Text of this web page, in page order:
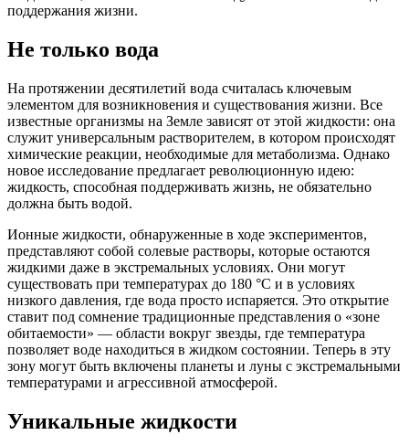
поддержания жизни.
Не только вода
На протяжении десятилетий вода считалась ключевым
элементом для возникновения и существования жизни. Все
известные организмы на Земле зависят от этой жидкости: она
служит универсальным растворителем, в котором происходят
химические реакции, необходимые для метаболизма. Однако
новое исследование предлагает революционную идею:
жидкость, способная поддерживать жизнь, не обязательно
должна быть водой.
Ионные жидкости, обнаруженные в ходе экспериментов,
представляют собой солевые растворы, которые остаются
жидкими даже в экстремальных условиях. Они могут
существовать при температурах до 180 °C и в условиях
низкого давления, где вода просто испаряется. Это открытие
ставит под сомнение традиционные представления о «зоне
обитаемости» — области вокруг звезды, где температура
позволяет воде находиться в жидком состоянии. Теперь в эту
зону могут быть включены планеты и луны с экстремальными
температурами и агрессивной атмосферой.
Уникальные жидкости